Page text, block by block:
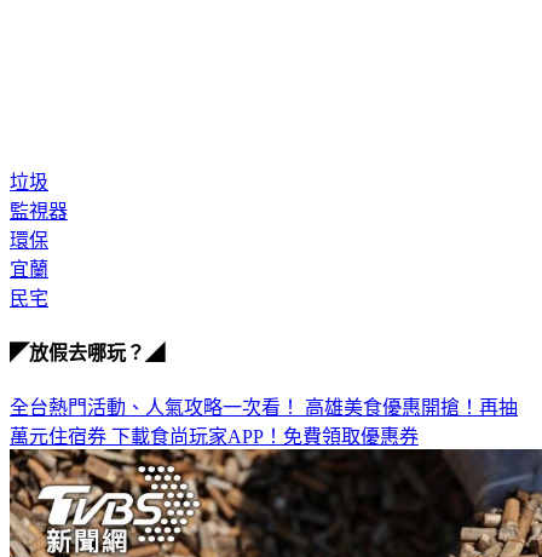
垃圾
監視器
環保
宜蘭
民宅
◤放假去哪玩？◢
全台熱門活動、人氣攻略一次看！ 高雄美食優惠開搶！再抽
萬元住宿券 下載食尚玩家APP！免費領取優惠券